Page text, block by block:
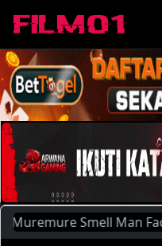
Smell Man